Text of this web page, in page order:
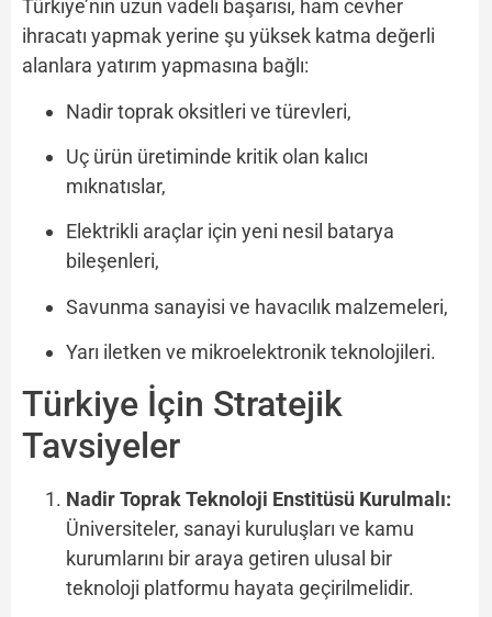
Türkiye’nin uzun vadeli başarısı, ham cevher
ihracatı yapmak yerine şu yüksek katma değerli
alanlara yatırım yapmasına bağlı:
Nadir toprak oksitleri ve türevleri,
Uç ürün üretiminde kritik olan kalıcı
mıknatıslar,
Elektrikli araçlar için yeni nesil batarya
bileşenleri,
Savunma sanayisi ve havacılık malzemeleri,
Yarı iletken ve mikroelektronik teknolojileri.
Türkiye İçin Stratejik
Tavsiyeler
Nadir Toprak Teknoloji Enstitüsü Kurulmalı:
Üniversiteler, sanayi kuruluşları ve kamu
kurumlarını bir araya getiren ulusal bir
teknoloji platformu hayata geçirilmelidir.